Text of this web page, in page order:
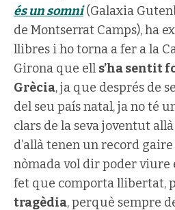
és un somni(Galaxia
de Montserrat Camps), ha
llibres i ho torna a fer a la
Girona que ell s’ha sentit
Grècia, ja que després de
del seu país natal, ja no té
clars de la seva joventut
d’allà tenen un record gaire
nòmada vol dir poder viure
fet que comporta llibertat,
tragèdia, perquè sempre